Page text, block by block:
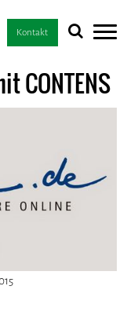
Kontakt
CONTENS